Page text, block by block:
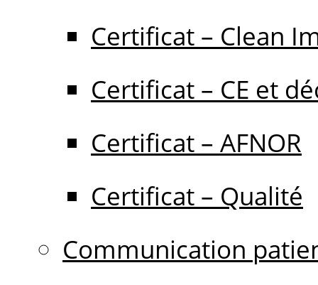
Certificat – Clean
Certificat – CE et
Certificat – AFNOR
Certificat – Qualité
Communication